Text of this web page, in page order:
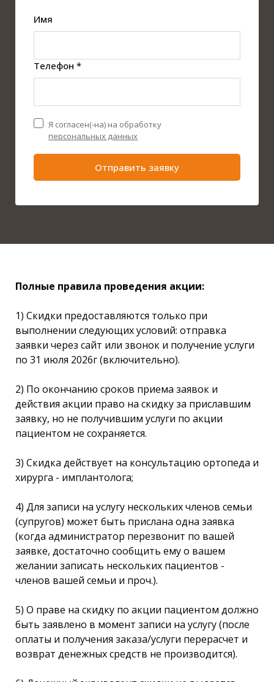
Имя
Телефон *
Отправить заявку
Я согласен(-на) на обработку
персональных данных
Полные правила проведения акции:
1) Скидки предоставляются только при
выполнении следующих условий: отправка
заявки через сайт или звонок и получение услуги
по 31 июля 2026г (включительно).
2) По окончанию сроков приема заявок и
действия акции право на скидку за приславшим
заявку, но не получившим услуги по акции
пациентом не сохраняется.
3) Скидка действует на консультацию ортопеда и
хирурга - имплантолога;
4) Для записи на услугу нескольких членов семьи
(супругов) может быть прислана одна заявка
(когда администратор перезвонит по вашей
заявке, достаточно сообщить ему о вашем
желании записать нескольких пациентов -
членов вашей семьи и проч.).
5) О праве на скидку по акции пациентом должно
быть заявлено в момент записи на услугу (после
оплаты и получения заказа/услуги перерасчет и
возврат денежных средств не производится).